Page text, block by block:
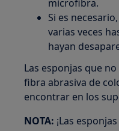
microfibra.
Si es
varias veces
hayan
Las esponjas que
fibra abrasiva de
encontrar en los
NOTA: ¡Las